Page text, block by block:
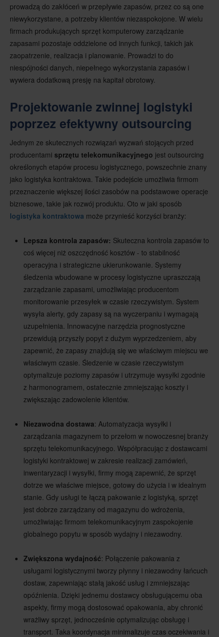
prowadzą do zakłóceń w przepływie zapasów, przez co są one
niewykorzystane, a potrzeby klientów niezaspokojone. W wielu
firmach produkujących sprzęt komputerowy zarządzanie
zapasami pozostaje oddzielone od innych funkcji, takich jak
zaopatrzenie, realizacja i planowanie. Prowadzi to do
niespójności danych, niepełnego wykorzystania zapasów i
wywiera dodatkową presję na kapitał obrotowy.
Projektowanie zwinnej logistyki
poprzez efektywny outsourcing
Jednym ze skutecznych rozwiązań wyzwań stojących przed
producentami sprzętu telekomunikacyjnego jest outsourcing
określonych etapów procesu logistycznego, powszechnie znany
jako logistyka kontraktowa. Takie podejście umożliwia firmom
przeznaczenie większej ilości zasobów na podstawowe operacje
biznesowe, takie jak rozwój produktu. Oto w jaki sposób
logistyka kontraktowa może przynieść korzyści branży:
Lepsza kontrola zapasów: Skuteczna kontrola zapasów to
coś więcej niż oszczędność kosztów - to stabilność
operacyjna i strategiczne ukierunkowanie. Systemy
śledzenia wbudowane w procesy logistyczne upraszczają
zarządzanie zapasami, umożliwiając producentom
monitorowanie przesyłek w czasie rzeczywistym. System
wysyła alerty, gdy zapasy są na wyczerpaniu i wymagają
uzupełnienia. Innowacyjne narzędzia prognostyczne
przewidują przyszły popyt z dużym wyprzedzeniem, aby
zapewnić, że zapasy znajdują się we właściwym miejscu we
właściwym czasie. Śledzenie w czasie rzeczywistym
optymalizuje poziomy zapasów i utrzymuje wysyłki zgodnie
z harmonogramem, ostatecznie zmniejszając koszty i
zwiększając zadowolenie klientów.
Niezawodna dostawa: Automatyzacja wysyłki i
zarządzania magazynem to przełom w nowoczesnej branży
sprzętu telekomunikacyjnego. Współpracując z dostawcami
logistyki kontraktowej w zakresie realizacji zamówień,
inwentaryzacji i wysyłki, firmy mogą zapewnić, że sprzęt
dotrze we właściwe miejsce, gotowy do użycia i w idealnym
stanie. Gdy usługi te łączą pakowanie z logistyką, sprzęt
jest dobrze zarządzany od magazynu do wdrożenia,
umożliwiając firmom telekomunikacyjnym zaspokojenie
globalnego popytu w sposób wydajny i niezawodny.
Zwiększona wydajność: Połączenie pakowania z
usługami logistycznymi tworzy płynny i niezawodny łańcuch
dostaw, zapewniając stałą jakość usług i zmniejszając
opóźnienia. Dzięki jednemu dostawcy obsługującemu oba
aspekty, firmy mogą dostosować opakowania, aby chronić
wrażliwy sprzęt, jednocześnie optymalizując obsługę i
transport. Taka koordynacja minimalizuje czas oczekiwania i